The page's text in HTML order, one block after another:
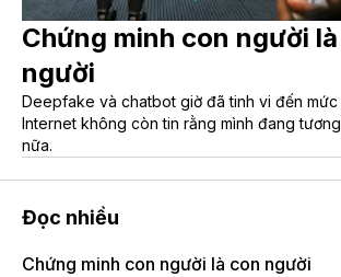
Chứng minh con người
người
Deepfake và chatbot giờ đã tinh vi đến
Internet không còn tin rằng mình đang
nữa.
Đọc nhiều
Chứng minh con người là con người